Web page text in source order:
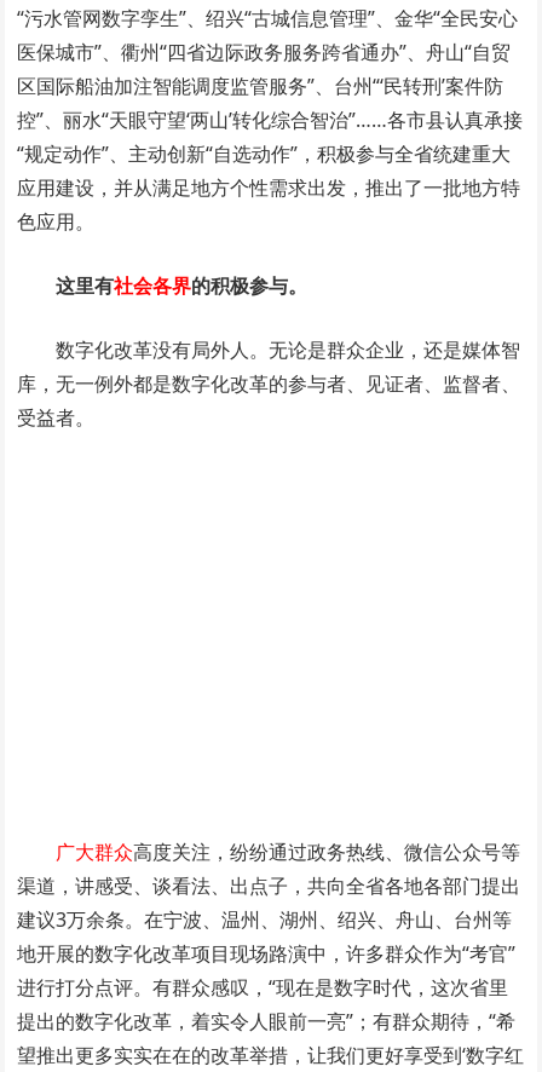
“污水管网数字孪生”、绍兴“古城信息管理”、金华“全民安心
医保城市”、衢州“四省边际政务服务跨省通办”、舟山“自贸
区国际船油加注智能调度监管服务”、台州“‘民转刑’案件防
控”、丽水“天眼守望‘两山’转化综合智治”……各市县认真承接
“规定动作”、主动创新“自选动作”，积极参与全省统建重大
应用建设，并从满足地方个性需求出发，推出了一批地方特
色应用。
这里有社会各界的积极参与。
数字化改革没有局外人。无论是群众企业，还是媒体智
库，无一例外都是数字化改革的参与者、见证者、监督者、
受益者。
广大群众高度关注，纷纷通过政务热线、微信公众号等
渠道，讲感受、谈看法、出点子，共向全省各地各部门提出
建议3万余条。在宁波、温州、湖州、绍兴、舟山、台州等
地开展的数字化改革项目现场路演中，许多群众作为“考官”
进行打分点评。有群众感叹，“现在是数字时代，这次省里
提出的数字化改革，着实令人眼前一亮”；有群众期待，“希
望推出更多实实在在的改革举措，让我们更好享受到‘数字红